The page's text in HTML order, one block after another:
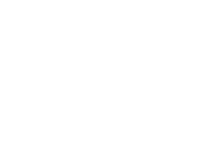
「安心・安
を徹底。安心感と清潔感